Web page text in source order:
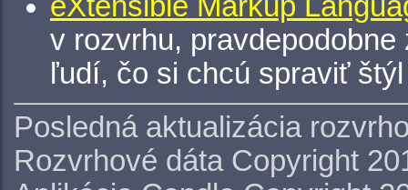
v rozvrhu,
ľudí, čo si chcú spraviť
Posledná aktualizácia
Rozvrhové dáta Copyright